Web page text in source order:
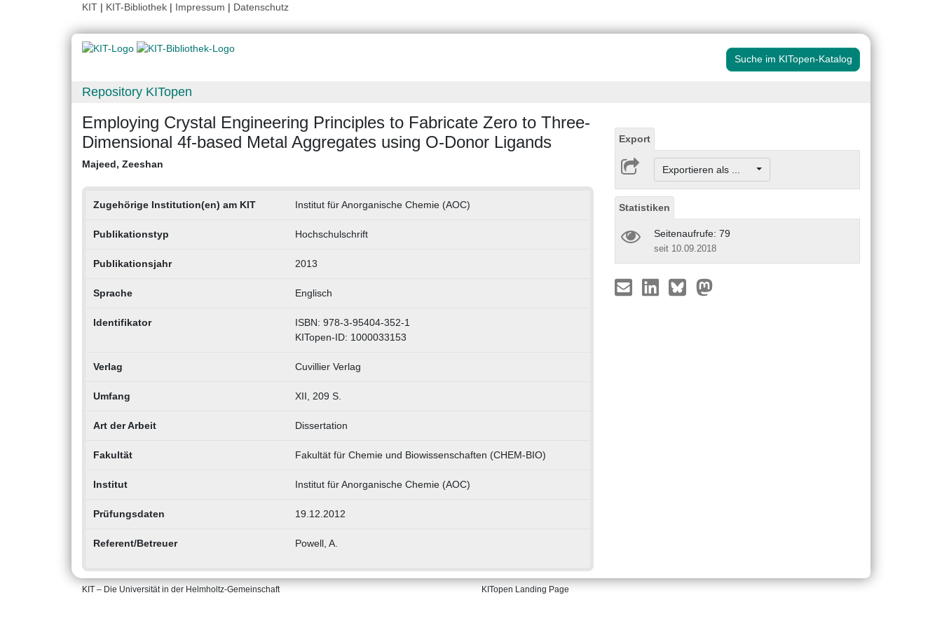
KIT | KIT-Bibliothek | Impressum | Datenschutz
Suche im KITopen-Katalog
Repository KITopen
Employing Crystal Engineering Principles to Fabricate Zero to Three-
Dimensional 4f-based Metal Aggregates using O-Donor Ligands
Majeed, Zeeshan
Zugehörige Institution(en) am KIT Institut für Anorganische Chemie (AOC)
Publikationstyp Hochschulschrift
Publikationsjahr 2013
Sprache Englisch
Identifikator
ISBN: 978-3-95404-352-1
KITopen-ID: 1000033153
Verlag Cuvillier Verlag
Umfang XII, 209 S.
Art der Arbeit Dissertation
Fakultät Fakultät für Chemie und Biowissenschaften (CHEM-BIO)
Institut Institut für Anorganische Chemie (AOC)
Prüfungsdaten 19.12.2012
Referent/Betreuer Powell, A.
Export
Exportieren als ...
Statistiken
Seitenaufrufe: 79
seit 10.09.2018
KIT – Die Universität in der Helmholtz-Gemeinschaft KITopen Landing Page